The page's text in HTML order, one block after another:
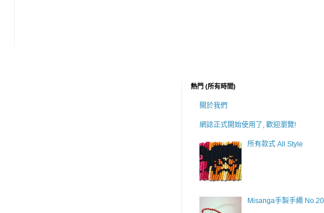
熱門 (所有時間)
關於我們
網誌正式開始使用了, 歡迎瀏覽!
所有款式 All Style
Misanga手製手繩